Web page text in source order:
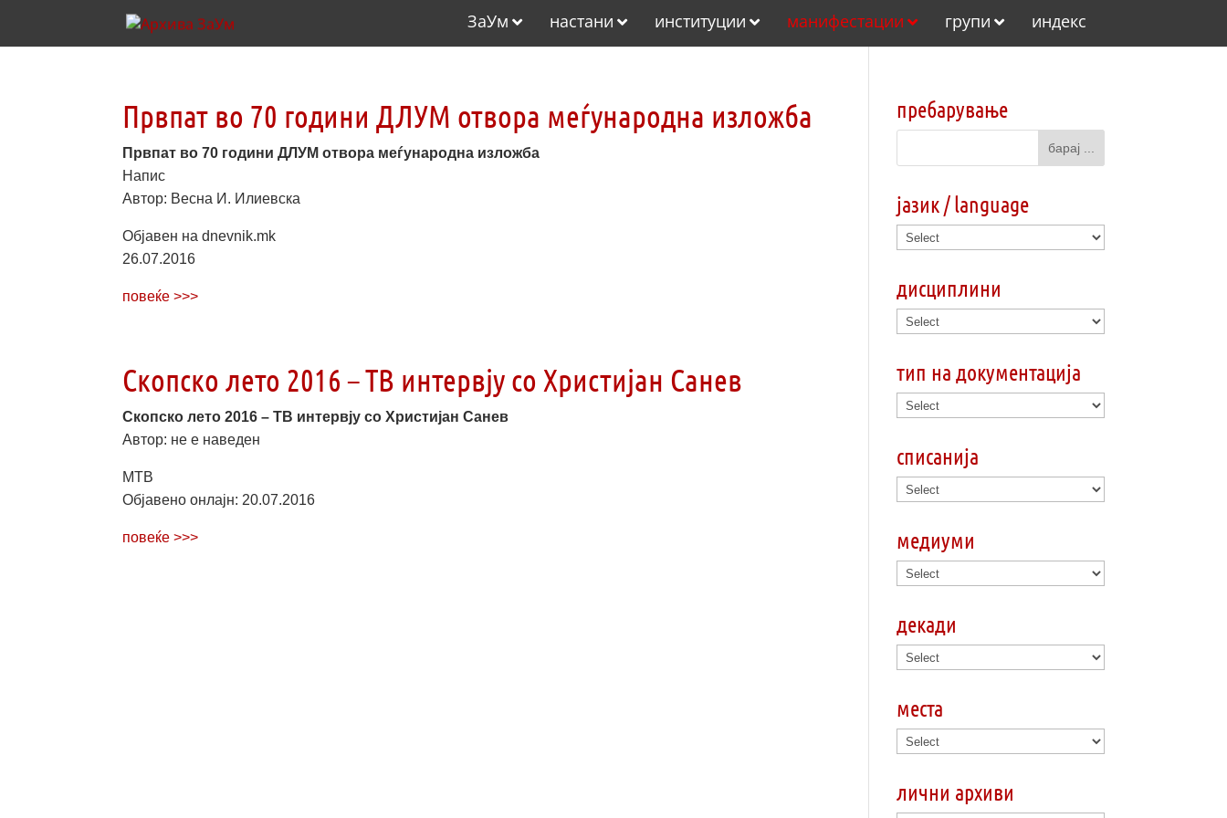
ЗаУм настани институции манифестации групи индекс
Првпат во 70 години ДЛУМ отвора меѓународна изложба
Првпат во 70 години ДЛУМ отвора меѓународна изложба
Напис
Автор: Весна И. Илиевска
Објавен на dnevnik.mk
26.07.2016
повеќе >>>
Скопско лето 2016 – ТВ интервју со Христијан Санев
Скопско лето 2016 – ТВ интервју со Христијан Санев
Автор: не е наведен
МТВ
Објавено онлајн: 20.07.2016
повеќе >>>
пребарување
јазик / language
дисциплини
тип на документација
списанија
медиуми
декади
места
лични архиви